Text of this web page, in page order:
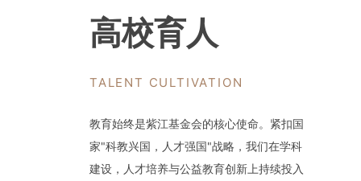
高校育人
TALENT CULTIVATION
教育始终是紫江基金会的核心使命。紧扣国
家"科教兴国，人才强国"战略，我们在学科
建设，人才培养与公益教育创新上持续投入